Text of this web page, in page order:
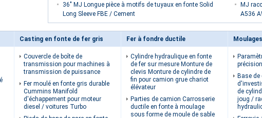
36" MJ Longue pièce à motifs de tuyaux en fonte Solid
Long Sleeve FBE / Cement
MJ
A536
Casting en fonte de fer gris
Couvercle de boîte de
transmission pour machines à
transmission de puissance
Fer moulé en fonte gris durable
Cummins Manifold
d'échappement pour moteur
diesel / voitures Turbo
Fer à fondre ductile
Cylindre hydraulique en fonte
de fer sur mesure Monture de
clevis Monture de cylindre de
fin pour camion grue chariot
élévateur
Parties de camion Carrosserie
ductile en fonte à moulage
sous forme de moule de sable
Base de
de
joug /